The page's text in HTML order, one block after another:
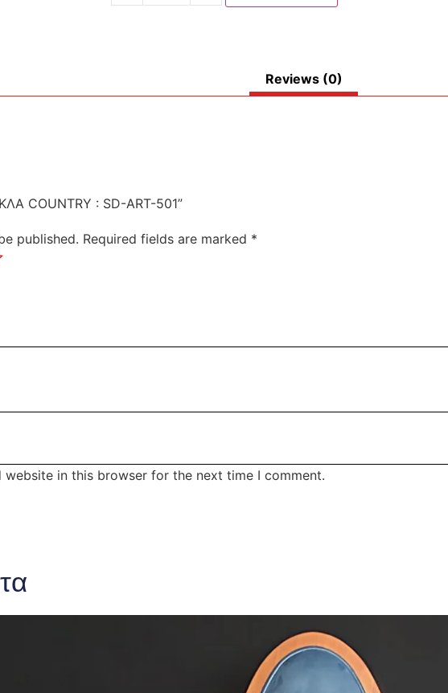
Reviews (0)
COUNTRY : SD-ART-501”
published. Required fields are marked *
website in this browser for the next time I comment.